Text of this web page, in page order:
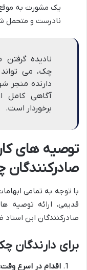
یک مشورت به موقع
نادرست و متحمل
نادیده
چک، می
دارنده منجر
آگاهی کامل
برخوردار است.
توصیه های
با توجه به تمامی
قدیمی، ارائه توصیه
صادرکنندگان این
برای دارندگان
اقدام در اسرع